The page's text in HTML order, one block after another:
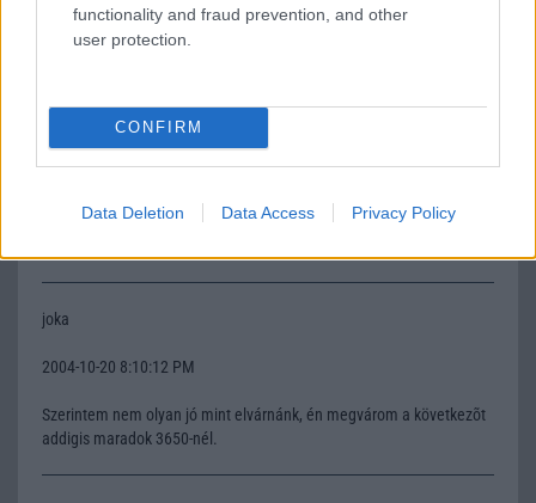
functionality and fraud prevention, and other
user protection.
CONFIRM
Data Deletion Data Access Privacy Policy
sziasztok!mától kezdve a 6600-ám mellett egy qd+m is
van.király.bár az mmc csak otthon vár rá.de eddig tetszik.ha üzenet
Gekko
joka
2004-10-20 8:10:12 PM
Szerintem nem olyan jó mint elvárnánk, én megvárom a következõt
addigis maradok 3650-nél.